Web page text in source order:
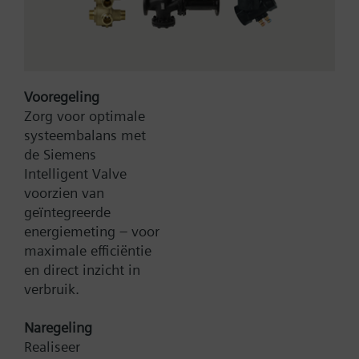
dpmax = 50 kPa
Type:
Artikel-Nr.:
Zoek een vervanger
Vooregeling
Zorg voor optimale
systeembalans met
de Siemens
Intelligent Valve
voorzien van
geïntegreerde
energiemeting – voor
maximale efficiëntie
en direct inzicht in
verbruik.
Naregeling
Realiseer